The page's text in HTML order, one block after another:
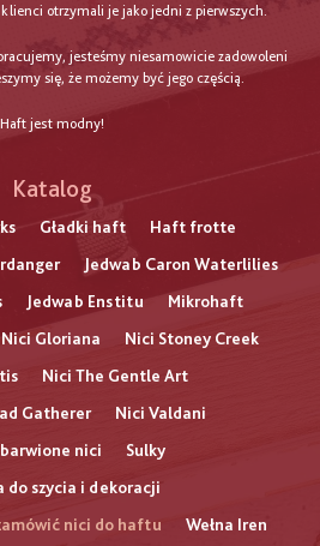
otrzymali je jako jedni z pierwszych.
jesteśmy niesamowicie zadowoleni
się, że możemy być jego częścią.
Haft jest modny!
Katalog
Gładki haft
Haft frotte
Jedwab Caron Waterlilies
Jedwab Enstitu
Mikrohaft
Nici Gloriana
Nici Stoney Creek
Nici The Gentle Art
Gatherer
Nici Valdani
nici
Sulky
do szycia i dekoracji
nici do haftu
Wełna Iren